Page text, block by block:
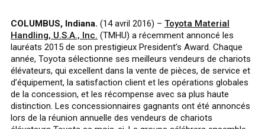
COLUMBUS, Indiana. (14 avril 2016) – Toyota Material
Handling, U.S.A., Inc. (TMHU) a récemment annoncé les
lauréats 2015 de son prestigieux President’s Award. Chaque
année, Toyota sélectionne ses meilleurs vendeurs de chariots
élévateurs, qui excellent dans la vente de pièces, de service et
d’équipement, la satisfaction client et les opérations globales
de la concession, et les récompense avec sa plus haute
distinction. Les concessionnaires gagnants ont été annoncés
lors de la réunion annuelle des vendeurs de chariots